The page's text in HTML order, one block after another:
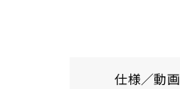
仕様／動画